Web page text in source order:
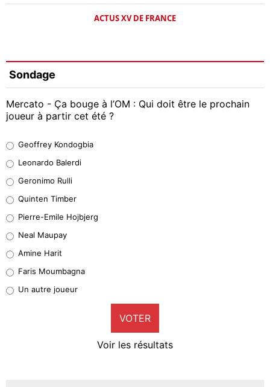
ACTUS XV DE FRANCE
Sondage
Mercato - Ça bouge à l’OM : Qui doit être le prochain
joueur à partir cet été ?
38%
32%
5%
1%
9%
Geoffrey Kondogbia
Leonardo Balerdi
Geronimo Rulli
Quinten Timber
Pierre-Emile Hojbjerg
Neal Maupay
Amine Harit
Faris Moumbagna
Un autre joueur
VOTER
Voir les résultats